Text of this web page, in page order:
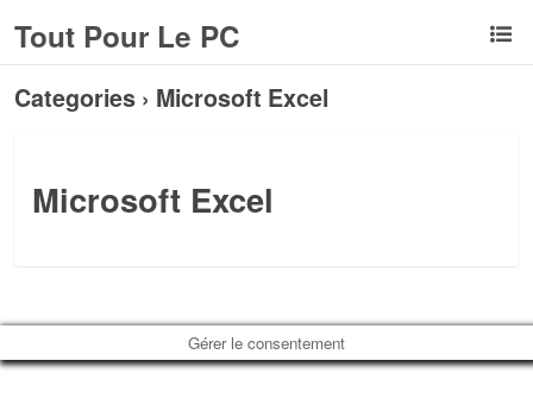
Tout Pour Le PC
Categories › Microsoft Excel
Microsoft Excel
Gérer le consentement